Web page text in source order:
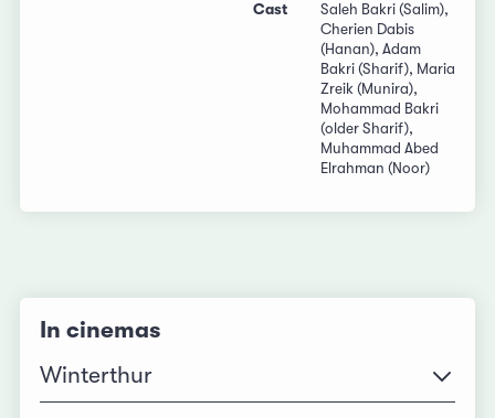
Cast
Saleh Bakri (Salim),
Cherien Dabis
(Hanan), Adam
Bakri (Sharif), Maria
Zreik (Munira),
Mohammad Bakri
(older Sharif),
Muhammad Abed
Elrahman (Noor)
In cinemas
Winterthur